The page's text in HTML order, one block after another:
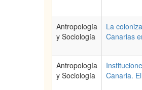
Antropología
y Sociología
La
Canarias
Antropología
y Sociología
Canaria.